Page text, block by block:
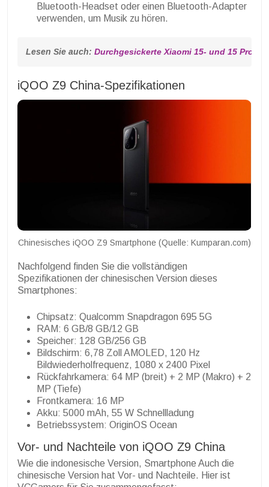
Bluetooth-Headset oder einen Bluetooth-Adapter
verwenden, um Musik zu hören.
Lesen Sie auch: Durchgesickerte Xiaomi 15- und 15 Pro-
iQOO Z9 China-Spezifikationen
Chinesisches iQOO Z9 Smartphone (Quelle: Kumparan.com)
Nachfolgend finden Sie die vollständigen
Spezifikationen der chinesischen Version dieses
Smartphones:
Chipsatz: Qualcomm Snapdragon 695 5G
RAM: 6 GB/8 GB/12 GB
Speicher: 128 GB/256 GB
Bildschirm: 6,78 Zoll AMOLED, 120 Hz
Bildwiederholfrequenz, 1080 x 2400 Pixel
Rückfahrkamera: 64 MP (breit) + 2 MP (Makro) + 2
MP (Tiefe)
Frontkamera: 16 MP
Akku: 5000 mAh, 55 W Schnellladung
Betriebssystem: OriginOS Ocean
Vor- und Nachteile von iQOO Z9 China
Wie die indonesische Version, Smartphone Auch die
chinesische Version hat Vor- und Nachteile. Hier ist